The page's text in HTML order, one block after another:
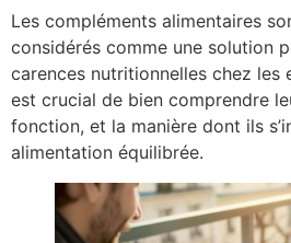
Les compléments alimentaires
considérés comme une solution
carences nutritionnelles chez les
est crucial de bien comprendre
fonction, et la manière dont ils
alimentation équilibrée.